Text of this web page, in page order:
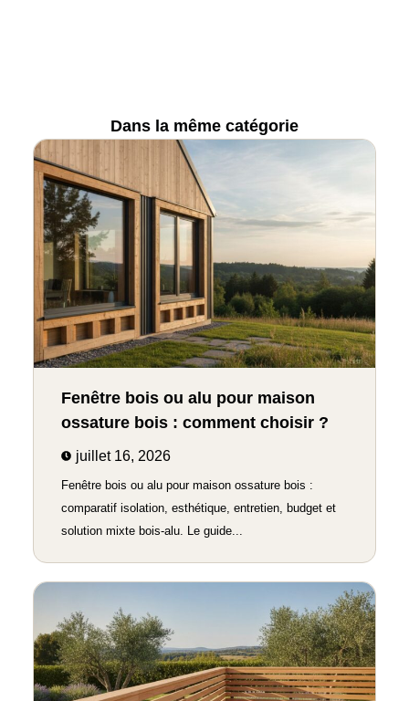
Dans la même catégorie
Fenêtre bois ou alu pour maison
ossature bois : comment choisir ?
juillet 16, 2026
Fenêtre bois ou alu pour maison ossature bois :
comparatif isolation, esthétique, entretien, budget et
solution mixte bois-alu. Le guide...